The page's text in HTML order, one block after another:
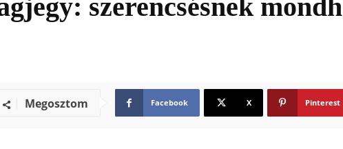
szerencsésnek
Megosztom Facebook X Pinterest